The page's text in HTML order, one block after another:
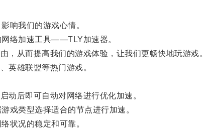
响我们的游戏心情。
络加速工具——TLY加速器。
从而提高我们的游戏体验，让我们更畅快地玩游戏。
雄联盟等热门游戏。
后即可自动对网络进行优化加速。
类型选择适合的节点进行加速。
状况的稳定和可靠。